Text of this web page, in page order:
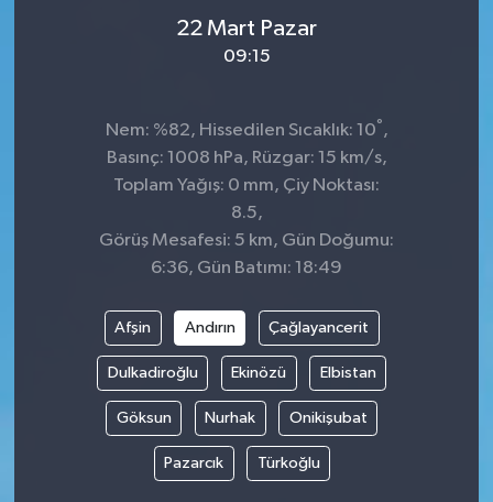
22 Mart Pazar
09:15
Nem: %82, Hissedilen Sıcaklık: 10° ,
Basınç: 1008 hPa, Rüzgar: 15 km/s,
Toplam Yağış: 0 mm, Çiy Noktası:
8.5,
Görüş Mesafesi: 5 km, Gün Doğumu:
6:36, Gün Batımı: 18:49
Afşin Andırın Çağlayancerit
Dulkadiroğlu Ekinözü Elbistan
Göksun Nurhak Onikişubat
Pazarcık Türkoğlu